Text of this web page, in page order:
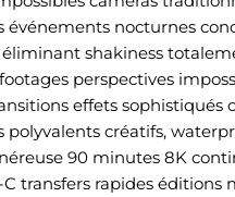
nocturnes
shakiness
perspectives
effets sophistiqués
créatifs,
90 minutes 8K
transfers rapides éditions